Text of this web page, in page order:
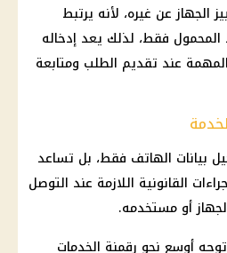
عن غيره، لأنه يرتبط
فقط، لذلك يعد إدخاله
عند تقديم الطلب ومتابعة
بيانات الهاتف فقط، بل تساعد
القانونية اللازمة عند التوصل
أو مستخدمه.
أوسع نحو رقمنة الخدمات